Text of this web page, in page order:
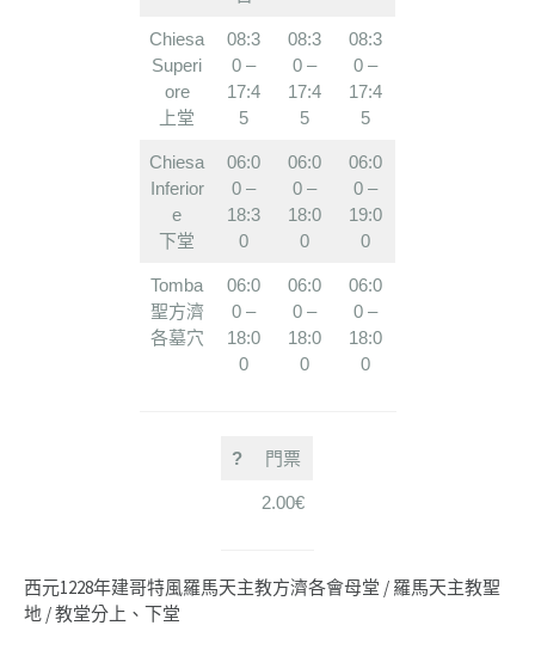
Chiesa
Superi
ore
上堂
08:3
0 –
17:4
5
08:3
0 –
17:4
5
08:3
0 –
17:4
5
Chiesa
Inferior
e
下堂
06:0
0 –
18:3
0
06:0
0 –
18:0
0
06:0
0 –
19:0
0
Tomba
聖方濟
各墓穴
06:0
0 –
18:0
0
06:0
0 –
18:0
0
06:0
0 –
18:0
0
? 門票
2.00€
西元1228年建哥特風羅馬天主教方濟各會母堂 / 羅馬天主教聖
地 / 教堂分上、下堂